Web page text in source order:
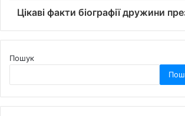
Цікаві факти біографії дружини
Пошук